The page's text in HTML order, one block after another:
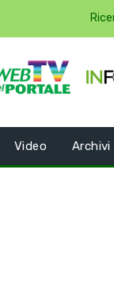
Video Archivi